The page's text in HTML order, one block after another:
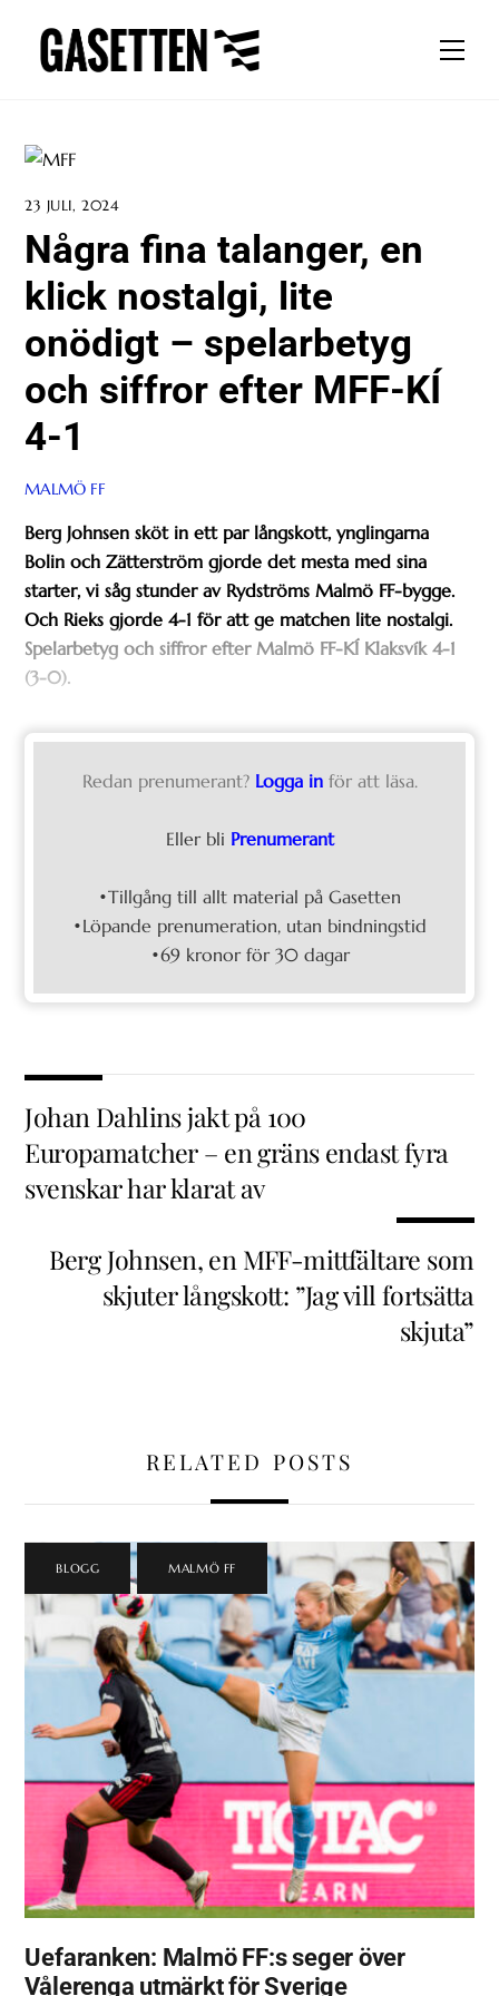
content
23 JULI, 2024
Några fina talanger, en
klick nostalgi, lite
onödigt – spelarbetyg
och siffror efter MFF-KÍ
4-1
MALMÖ FF
Berg Johnsen sköt in ett par långskott, ynglingarna
Bolin och Zätterström gjorde det mesta med sina
starter, vi såg stunder av Rydströms Malmö FF-bygge.
Och Rieks gjorde 4-1 för att ge matchen lite nostalgi.
Spelarbetyg och siffror efter Malmö FF-KÍ Klaksvík 4-1
(3-0).
Redan prenumerant? Logga in för att läsa.
Eller bli Prenumerant
•Tillgång till allt material på Gasetten
•Löpande prenumeration, utan bindningstid
•69 kronor för 30 dagar
Johan Dahlins jakt på 100
Europamatcher – en gräns endast fyra
svenskar har klarat av
Berg Johnsen, en MFF-mittfältare som
skjuter långskott: ”Jag vill fortsätta
skjuta”
RELATED POSTS
BLOGG MALMÖ FF
Uefaranken: Malmö FF:s seger över
Vålerenga utmärkt för Sverige